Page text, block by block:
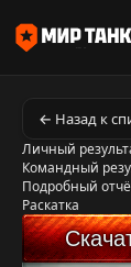
← Назад к
Личный
Командный
Подробный
Раскатка